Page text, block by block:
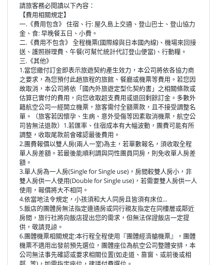
請旅客務必閱讀以下內容：
【費用相關規定】
一.《費用包含》 住宿、行: 屋久島上交通、登山巴士、登山協力
金、食: 早晚餐五日、小費。
二.《費用不包含》 全程機票(國際線與日本國內線)、機場來回接
送、護照辦理費、午餐(可幫忙統計代訂登山便當)、行動糧。
三.《其他》
1.當您繳付訂金即表示旅遊契約產生效力，本公司將依各協力商
之要求，為您預付此趟旅程的旅館、餐廳或機票等費用。若您因
故取消，本公司將依「國內外旅遊定型化契約書」之相關條款或
估算已實付的費用，向您收取超支費用或退回剩餘訂金。多數外
籍航空公司一經開立機票，旅客需付全額票款，且不接受調整名
單。（旅客若因懷孕、生病、意外受傷等因素取消機票，航空公
司皆無法退款）1.若匯率、住宿成本有大幅波動，團費可能有所
調整，收取尾款前會確認最後費用。
2.團費報價以雙人房(兩人一室)為主，若單數報名，須收取全程
單人房差額。若最後能順利調與同性團員同房，則免收單人房差
額。
3.單人房為一人房(Single for Single use)，房間較雙人房小，非
雙人房供一人使用(Double for Single use)，若需要雙人房供一人
使用，報價將大不相同。
4.依當地法令規定，小孩須和大人同房且皆須有床位...
5.飯店的團體房無法指定連通房或同行親友指定在同樓層或鄰近
房間，旅行社將向飯店提出您的需求，但無法保證飯店一定提
供，敬請見諒。
6.團體機票相關規定:本行程全程使用『團體經濟艙機票』，團體
機票不適用出發前預先選位，團體座位為航空公司整體安排，本
公司無法事先確認或要求相關位置(如走道、靠窗、或前後或相